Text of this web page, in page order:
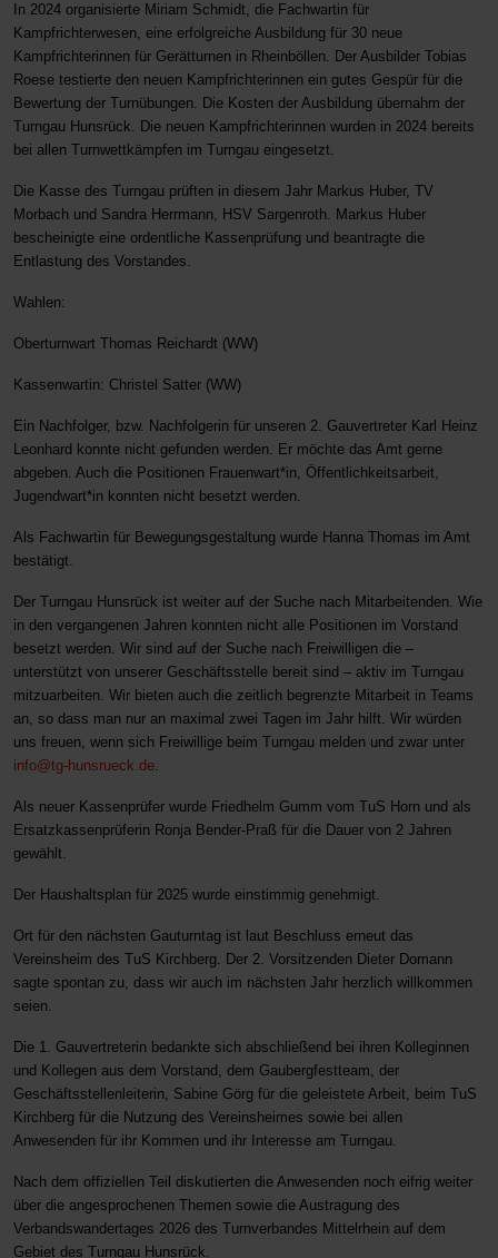
In 2024 organisierte Miriam Schmidt, die Fachwartin für
Kampfrichterwesen, eine erfolgreiche Ausbildung für 30 neue
Kampfrichterinnen für Gerätturnen in Rheinböllen. Der Ausbilder Tobias
Roese testierte den neuen Kampfrichterinnen ein gutes Gespür für die
Bewertung der Turnübungen. Die Kosten der Ausbildung übernahm der
Turngau Hunsrück. Die neuen Kampfrichterinnen wurden in 2024 bereits
bei allen Turnwettkämpfen im Turngau eingesetzt.
Die Kasse des Turngau prüften in diesem Jahr Markus Huber, TV
Morbach und Sandra Herrmann, HSV Sargenroth. Markus Huber
bescheinigte eine ordentliche Kassenprüfung und beantragte die
Entlastung des Vorstandes.
Wahlen:
Oberturnwart Thomas Reichardt (WW)
Kassenwartin: Christel Satter (WW)
Ein Nachfolger, bzw. Nachfolgerin für unseren 2. Gauvertreter Karl Heinz
Leonhard konnte nicht gefunden werden. Er möchte das Amt gerne
abgeben. Auch die Positionen Frauenwart*in, Öffentlichkeitsarbeit,
Jugendwart*in konnten nicht besetzt werden.
Als Fachwartin für Bewegungsgestaltung wurde Hanna Thomas im Amt
bestätigt.
Der Turngau Hunsrück ist weiter auf der Suche nach Mitarbeitenden. Wie
in den vergangenen Jahren konnten nicht alle Positionen im Vorstand
besetzt werden. Wir sind auf der Suche nach Freiwilligen die –
unterstützt von unserer Geschäftsstelle bereit sind – aktiv im Turngau
mitzuarbeiten. Wir bieten auch die zeitlich begrenzte Mitarbeit in Teams
an, so dass man nur an maximal zwei Tagen im Jahr hilft. Wir würden
uns freuen, wenn sich Freiwillige beim Turngau melden und zwar unter
info@tg-hunsrueck.de.
Als neuer Kassenprüfer wurde Friedhelm Gumm vom TuS Horn und als
Ersatzkassenprüferin Ronja Bender-Praß für die Dauer von 2 Jahren
gewählt.
Der Haushaltsplan für 2025 wurde einstimmig genehmigt.
Ort für den nächsten Gauturntag ist laut Beschluss erneut das
Vereinsheim des TuS Kirchberg. Der 2. Vorsitzenden Dieter Domann
sagte spontan zu, dass wir auch im nächsten Jahr herzlich willkommen
seien.
Die 1. Gauvertreterin bedankte sich abschließend bei ihren Kolleginnen
und Kollegen aus dem Vorstand, dem Gaubergfestteam, der
Geschäftsstellenleiterin, Sabine Görg für die geleistete Arbeit, beim TuS
Kirchberg für die Nutzung des Vereinsheimes sowie bei allen
Anwesenden für ihr Kommen und ihr Interesse am Turngau.
Nach dem offiziellen Teil diskutierten die Anwesenden noch eifrig weiter
über die angesprochenen Themen sowie die Austragung des
Verbandswandertages 2026 des Turnverbandes Mittelrhein auf dem
Gebiet des Turngau Hunsrück.